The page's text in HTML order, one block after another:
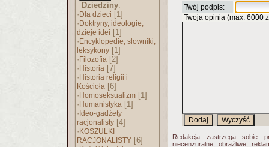
Dziedziny:
· Dla dzieci [1]
· Doktryny, ideologie,
dzieje idei [1]
· Encyklopedie, słowniki,
leksykony [1]
· Filozofia [2]
· Historia [7]
· Historia religii i
Kościoła [6]
· Homoseksualizm [1]
· Humanistyka [1]
· Ideo-gadżety
racjonalisty [4]
· KOSZULKI
RACJONALISTY [6]
Twój podpis:
Twoja opinia (max. 6000
Redakcja zastrzega sobie
niecenzuralne, obraźliwe,